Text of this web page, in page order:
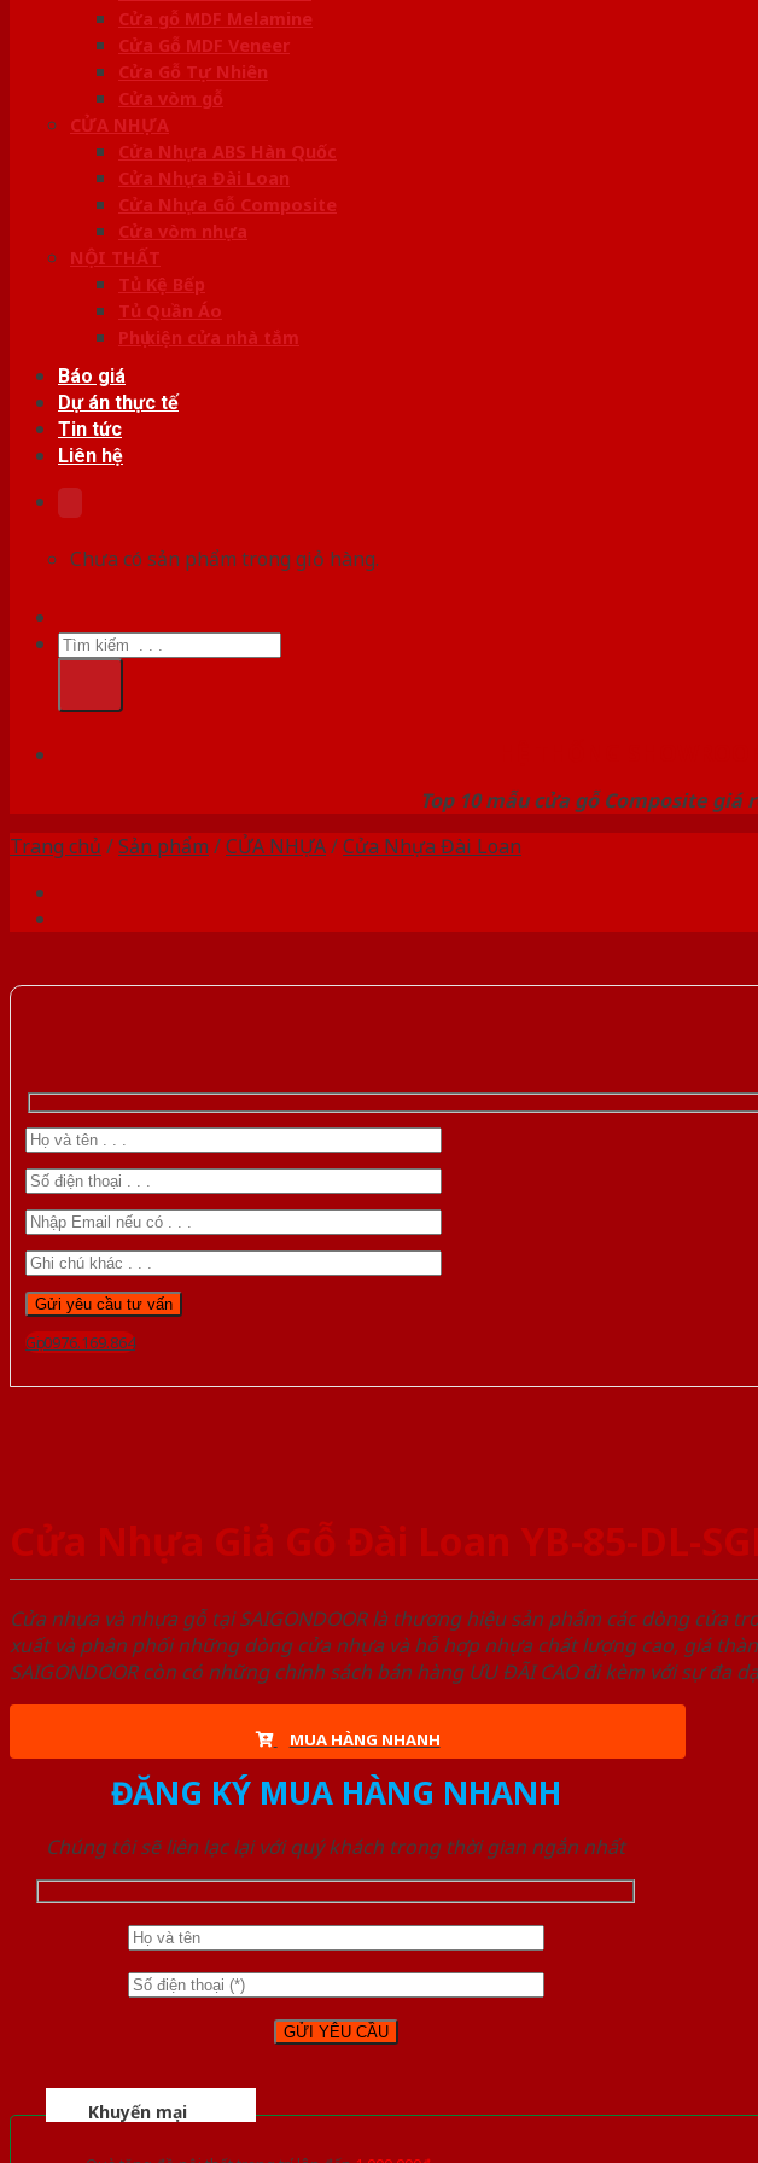
Cửa gỗ MDF Melamine
Cửa Gỗ MDF Veneer
Cửa Gỗ Tự Nhiên
Cửa vòm gỗ
CỬA NHỰA
Cửa Nhựa ABS Hàn Quốc
Cửa Nhựa Đài Loan
Cửa Nhựa Gỗ Composite
Cửa vòm nhựa
NỘI THẤT
Tủ Kệ Bếp
Tủ Quần Áo
Phụ kiện cửa nhà tắm
Báo giá
Dự án thực tế
Tin tức
Liên hệ
Chưa có sản phẩm trong giỏ hàng.
Tìm
kiếm:
Top 10 mẫu cửa gỗ Composite giá
Trang chủ /Sản phẩm /CỬA NHỰA/Cửa Nhựa Đài Loan
Gọi 0976.169.864
Cửa Nhựa Giả Gỗ Đài Loan YB-85-DL-
Cửa nhựa và nhựa gỗ tại SAIGONDOOR là thương hiệu sản phẩm các dòng cửa
xuất và phân phối những dòng cửa nhựa và hỗ hợp nhựa chất lượng cao, giá
SAIGONDOOR còn có những chính sách bán hàng ƯU ĐÃI CAO đi kèm với sự đa
MUA HÀNG NHANH
ĐĂNG KÝ MUA HÀNG NHANH
Chúng tôi sẽ liên lạc lại với quý khách trong thời gian ngắn nhất
Khuyến mại